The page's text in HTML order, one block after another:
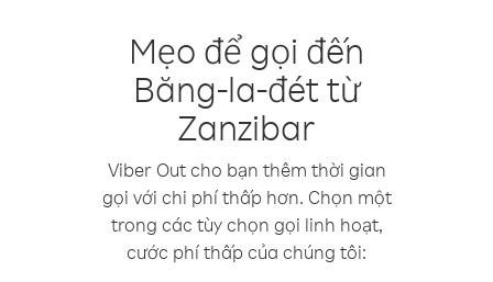
Mẹo để gọi đến
Băng-la-đét từ
Zanzibar
Viber Out cho bạn thêm thời gian
gọi với chi phí thấp hơn. Chọn một
trong các tùy chọn gọi linh hoạt,
cước phí thấp của chúng tôi: